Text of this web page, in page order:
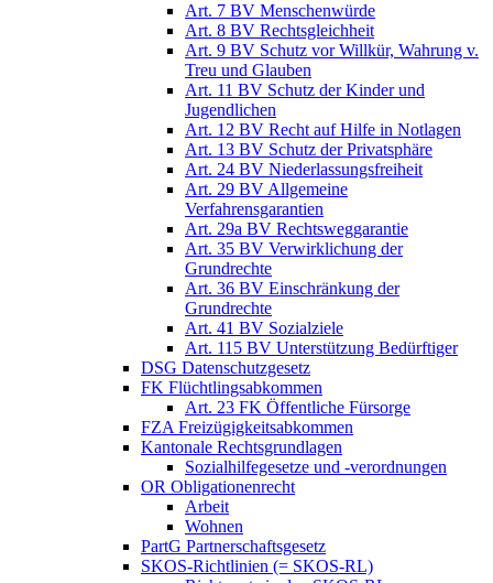
Art. 7 BV Menschenwürde
Art. 8 BV Rechtsgleichheit
Art. 9 BV Schutz vor Willkür, Wahrung v.
Treu und Glauben
Art. 11 BV Schutz der Kinder und
Jugendlichen
Art. 12 BV Recht auf Hilfe in Notlagen
Art. 13 BV Schutz der Privatsphäre
Art. 24 BV Niederlassungsfreiheit
Art. 29 BV Allgemeine
Verfahrensgarantien
Art. 29a BV Rechtsweggarantie
Art. 35 BV Verwirklichung der
Grundrechte
Art. 36 BV Einschränkung der
Grundrechte
Art. 41 BV Sozialziele
Art. 115 BV Unterstützung Bedürftiger
DSG Datenschutzgesetz
FK Flüchtlingsabkommen
Art. 23 FK Öffentliche Fürsorge
FZA Freizügigkeitsabkommen
Kantonale Rechtsgrundlagen
Sozialhilfegesetze und -verordnungen
OR Obligationenrecht
Arbeit
Wohnen
PartG Partnerschaftsgesetz
SKOS-Richtlinien (= SKOS-RL)